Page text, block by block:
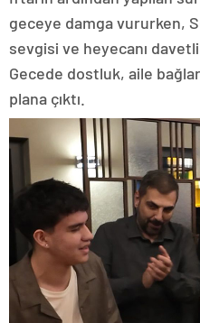
geceye damga vururken,
sevgisi ve heyecanı
Gecede dostluk, aile
plana çıktı.